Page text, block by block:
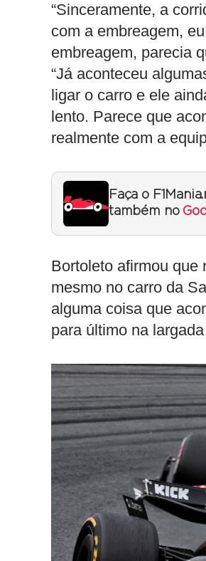
“Sinceramente, a
com a embreagem,
embreagem, parecia
“Já aconteceu
ligar o carro e ele
lento. Parece que
realmente com a
Faça o
também no
Bortoleto afirmou que
mesmo no carro da
alguma coisa que
para último na